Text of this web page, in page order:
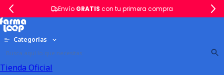
Envío GRATIS con tu primera compra
Categorías
Tienda Oficial